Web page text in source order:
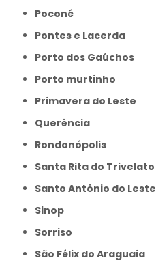
Poconé
Pontes e Lacerda
Porto dos Gaúchos
Porto murtinho
Primavera do Leste
Querência
Rondonópolis
Santa Rita do Trivelato
Santo Antônio do Leste
Sinop
Sorriso
São Félix do Araguaia